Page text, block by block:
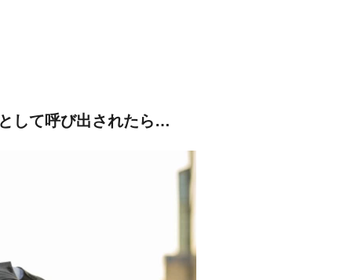
して呼び出されたら…